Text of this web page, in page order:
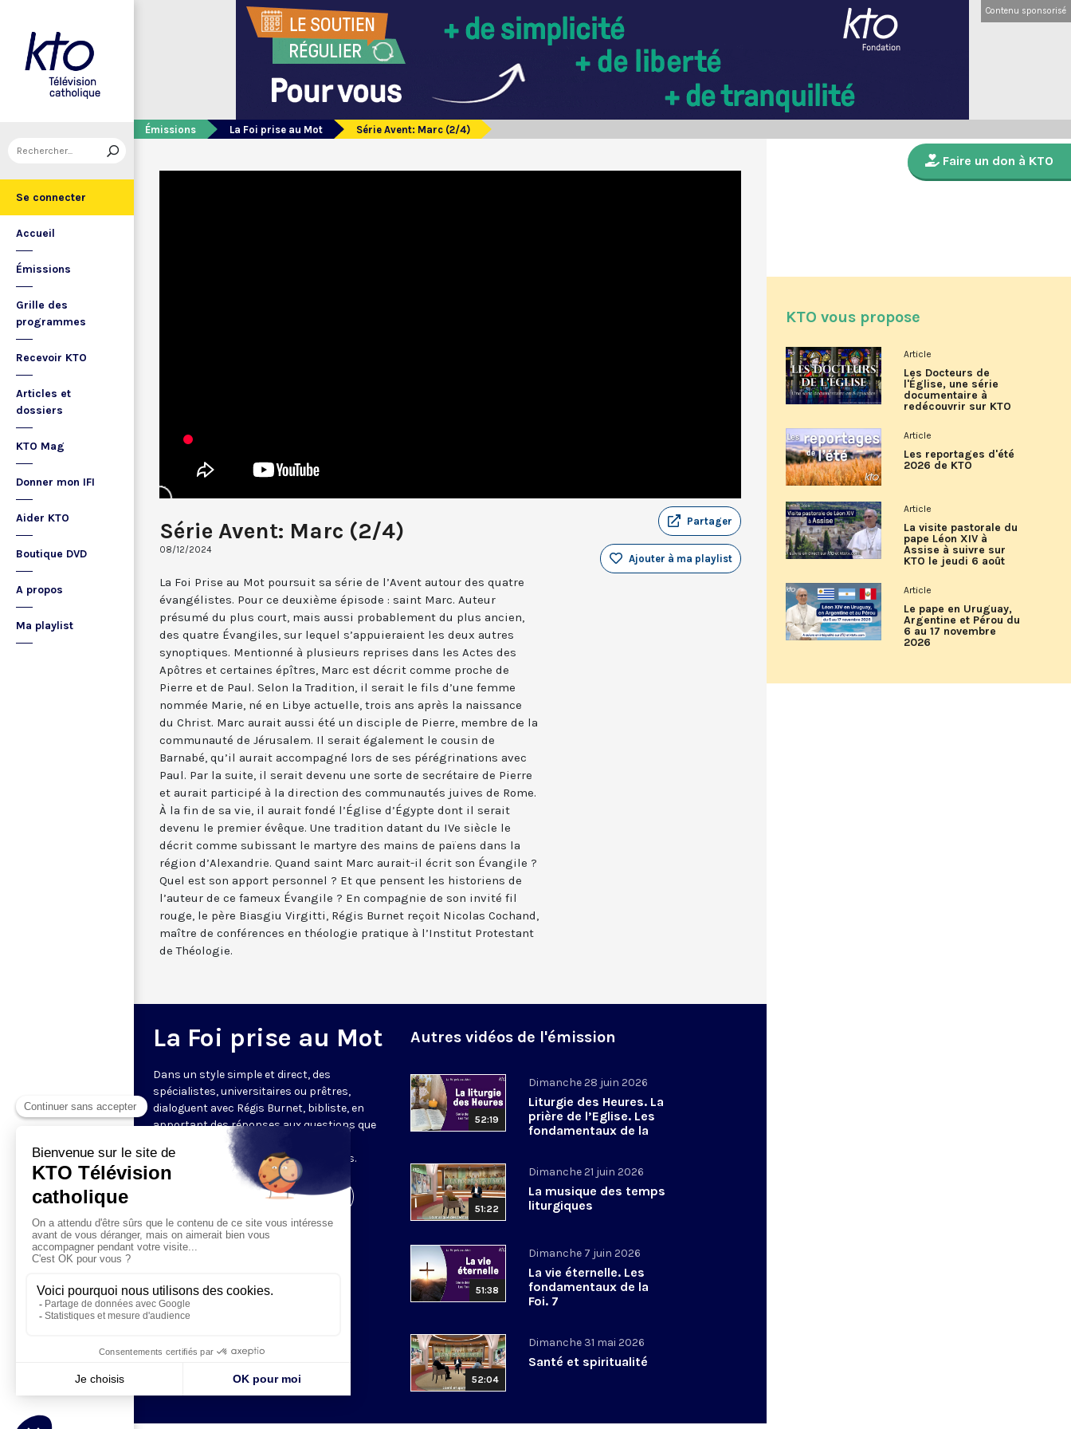
Se connecter
Accueil
Émissions
Grille des
programmes
Recevoir KTO
Articles et
dossiers
KTO Mag
Donner mon IFI
Aider KTO
Boutique DVD
A propos
Ma playlist
Contenu sponsorisé
Émissions La Foi prise au Mot Série Avent: Marc (2/4)
Série Avent: Marc (2/4)
08/12/2024
Partager
Ajouter à ma playlist
La Foi Prise au Mot poursuit sa série de l’Avent autour des quatre
évangélistes. Pour ce deuxième épisode : saint Marc. Auteur
présumé du plus court, mais aussi probablement du plus ancien,
des quatre Évangiles, sur lequel s’appuieraient les deux autres
synoptiques. Mentionné à plusieurs reprises dans les Actes des
Apôtres et certaines épîtres, Marc est décrit comme proche de
Pierre et de Paul. Selon la Tradition, il serait le fils d’une femme
nommée Marie, né en Libye actuelle, trois ans après la naissance
du Christ. Marc aurait aussi été un disciple de Pierre, membre de la
communauté de Jérusalem. Il serait également le cousin de
Barnabé, qu’il aurait accompagné lors de ses pérégrinations avec
Paul. Par la suite, il serait devenu une sorte de secrétaire de Pierre
et aurait participé à la direction des communautés juives de Rome.
À la fin de sa vie, il aurait fondé l’Église d’Égypte dont il serait
devenu le premier évêque. Une tradition datant du IVe siècle le
décrit comme subissant le martyre des mains de païens dans la
région d’Alexandrie. Quand saint Marc aurait-il écrit son Évangile ?
Quel est son apport personnel ? Et que pensent les historiens de
l’auteur de ce fameux Évangile ? En compagnie de son invité fil
rouge, le père Biasgiu Virgitti, Régis Burnet reçoit Nicolas Cochand,
maître de conférences en théologie pratique à l’Institut Protestant
de Théologie.
La Foi prise au Mot
Dans un style simple et direct, des
spécialistes, universitaires ou prêtres,
dialoguent avec Régis Burnet, bibliste, en
apportant des réponses aux questions que
nous pouvons nous poser sur la foi, la
liturgie, de grandes figures chrétiennes.
Visiter la page de l'émission
Autres vidéos de l'émission
52:19
Dimanche 28 juin 2026
Liturgie des Heures. La
prière de l’Eglise. Les
fondamentaux de la
51:22
Dimanche 21 juin 2026
La musique des temps
liturgiques
51:38
Dimanche 7 juin 2026
La vie éternelle. Les
fondamentaux de la
Foi. 7
52:04
Dimanche 31 mai 2026
Santé et spiritualité
Faire un don à KTO
KTO vous propose
Article
Les Docteurs de
l'Église, une série
documentaire à
redécouvrir sur KTO
Article
Les reportages d'été
2026 de KTO
Article
La visite pastorale du
pape Léon XIV à
Assise à suivre sur
KTO le jeudi 6 août
Article
Le pape en Uruguay,
Argentine et Pérou du
6 au 17 novembre
2026